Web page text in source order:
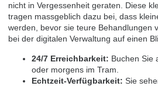
nicht in Vergessenheit geraten. Diese
tragen massgeblich dazu bei, dass
werden, bevor sie teure Behandlungen
bei der digitalen Verwaltung auf einen
24/7 Erreichbarkeit: Buchen Sie
oder morgens im Tram.
Echtzeit-Verfügbarkeit: Sie